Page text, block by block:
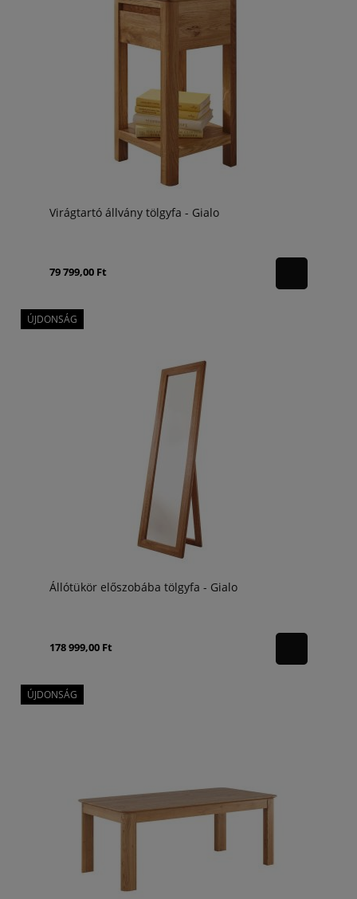
Virágtartó állvány tölgyfa - Gialo
79 799,00 Ft
Állótükör előszobába tölgyfa - Gialo
178 999,00 Ft
ÚJDONSÁG
ÚJDONSÁG